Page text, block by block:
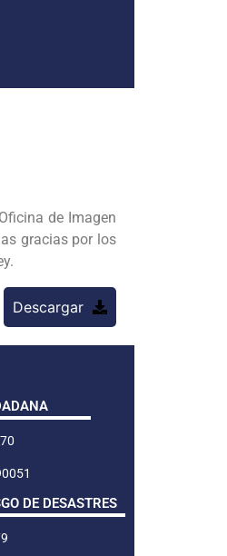
de Imagen
gracias por los
Descargar
DE DESASTRES